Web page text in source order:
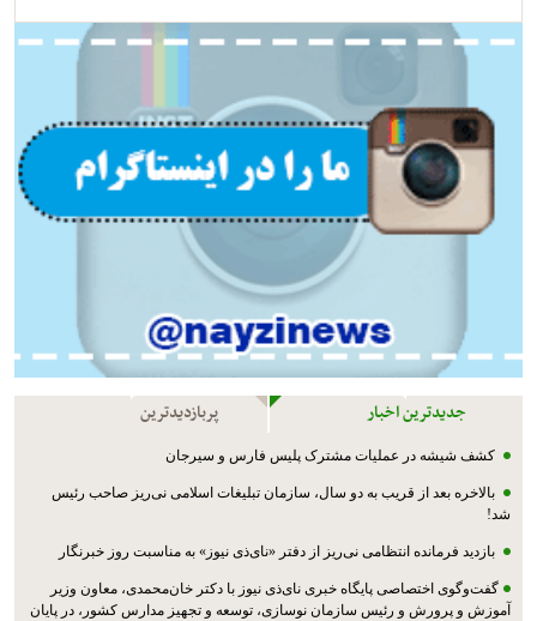
جدیدترین اخبار پربازدیدترین
کشف شیشه در عملیات مشترک پليس فارس و سیرجان
بالاخره بعد از قریب به دو سال، سازمان تبلیغات اسلامی نی‌ریز صاحب رئیس
شد!
بازدید فرمانده انتظامی نی‌ریز از دفتر «نای‌ذی نیوز» به مناسبت روز خبرنگار
گفت‌وگوی اختصاصی پایگاه خبری نای‌ذی نیوز با دکتر خان‌محمدی، معاون وزیر
آموزش و پرورش و رئیس سازمان نوسازی، توسعه و تجهیز مدارس کشور، در پایان